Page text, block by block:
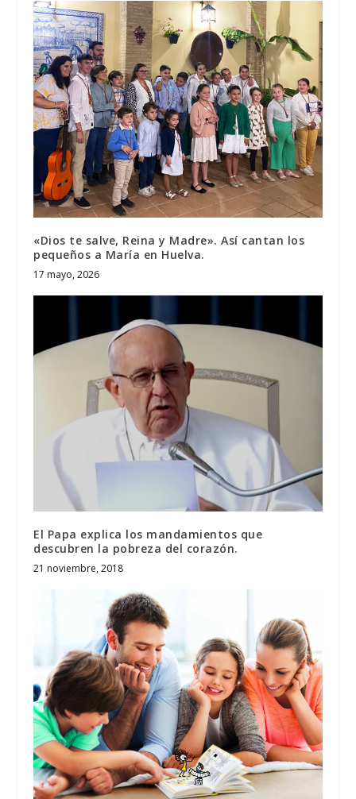
«Dios te salve, Reina y Madre». Así cantan los
pequeños a María en Huelva.
17 mayo, 2026
El Papa explica los mandamientos que
descubren la pobreza del corazón.
21 noviembre, 2018